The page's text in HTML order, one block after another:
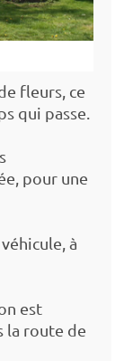
fleurs, ce
qui passe.
pour une
à
est
la route de